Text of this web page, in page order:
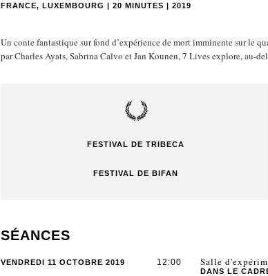
FRANCE, LUXEMBOURG | 20 MINUTES | 2019
Un conte fantastique sur fond d’expérience de mort imminente sur le
par Charles Ayats, Sabrina Calvo et Jan Kounen, 7 Lives explore, au-
FESTIVAL DE TRIBECA
FESTIVAL DE BIFAN
SÉANCES
VENDREDI 11 OCTOBRE 2019 12:00 Salle
DANS LE